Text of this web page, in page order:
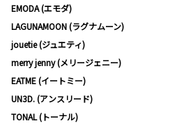
EMODA (エモダ)
LAGUNAMOON (ラグナムーン)
jouetie (ジュエティ)
merry jenny (メリージェニー)
EATME (イートミー)
UN3D. (アンスリード)
TONAL (トーナル)